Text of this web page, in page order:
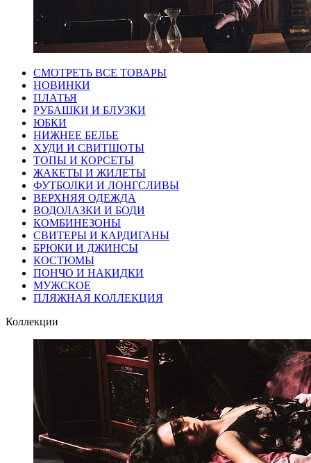
СМОТРЕТЬ ВСЕ ТОВАРЫ
НОВИНКИ
ПЛАТЬЯ
РУБАШКИ И БЛУЗКИ
ЮБКИ
НИЖНЕЕ БЕЛЬЕ
ХУДИ И СВИТШОТЫ
ТОПЫ И КОРСЕТЫ
ЖАКЕТЫ И ЖИЛЕТЫ
ФУТБОЛКИ И ЛОНГСЛИВЫ
ВЕРХНЯЯ ОДЕЖДА
ВОДОЛАЗКИ И БОДИ
КОМБИНЕЗОНЫ
СВИТЕРЫ И КАРДИГАНЫ
БРЮКИ И ДЖИНСЫ
КОСТЮМЫ
ПОНЧО И НАКИДКИ
МУЖСКОЕ
ПЛЯЖНАЯ КОЛЛЕКЦИЯ
Коллекции